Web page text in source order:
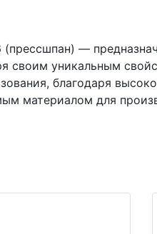
—
своим уникальным
благодаря
материалом для